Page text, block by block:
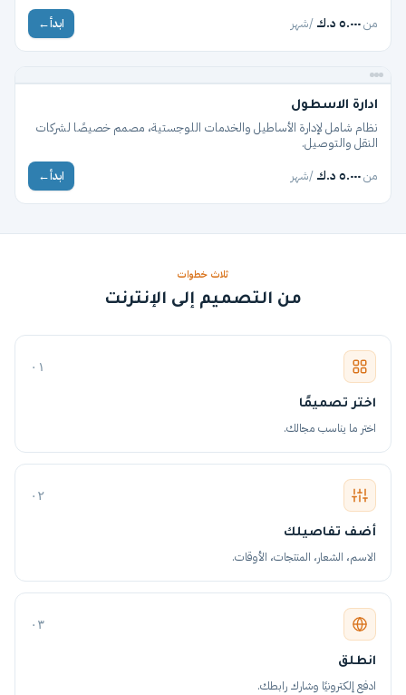
من٥.٠٠٠ د.ك /شهر ابدأ→
متجر
ادارة الاسطول
نظام شامل لإدارة الأساطيل والخدمات اللوجستية، مصمم خصيصًا لشركات
النقل والتوصيل.
من٥.٠٠٠ د.ك /شهر ابدأ→
ثلاث خطوات
من التصميم إلى الإنترنت
٠١
اختر تصميمًا
اختر ما يناسب مجالك.
٠٢
أضف تفاصيلك
الاسم، الشعار، المنتجات، الأوقات.
٠٣
انطلق
ادفع إلكترونيًا وشارك رابطك.